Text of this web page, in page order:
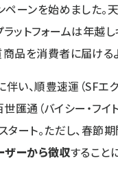
ーンを始めました。
ラットフォームは年越
品を消費者に届ける
い、順豊速運（SFエ
世匯通（バイシー・フ
ート。ただし、春節
ーから徴収すること